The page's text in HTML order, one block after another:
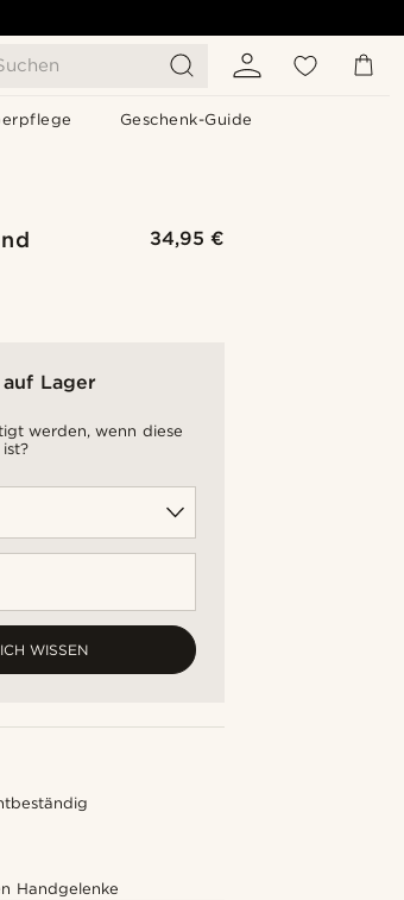
Geschenk-Guide
34,95 €
Lager
werden, wenn diese
WISSEN
Handgelenke